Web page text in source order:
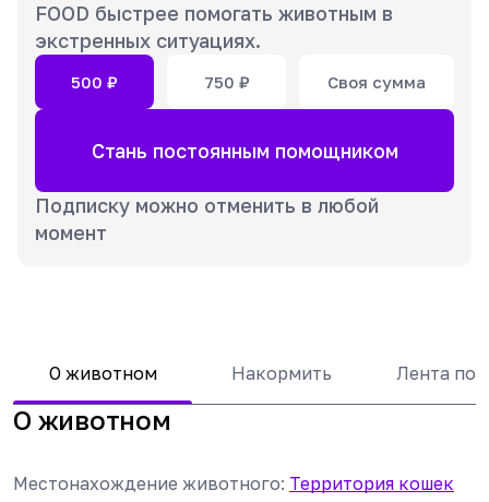
FOOD быстрее помогать животным в
экстренных ситуациях.
500 ₽ 750 ₽ Своя сумма
Стань постоянным помощником
Подписку можно отменить в любой
момент
О животном Накормить Лента
О животном
Местонахождение животного: Территория кошек